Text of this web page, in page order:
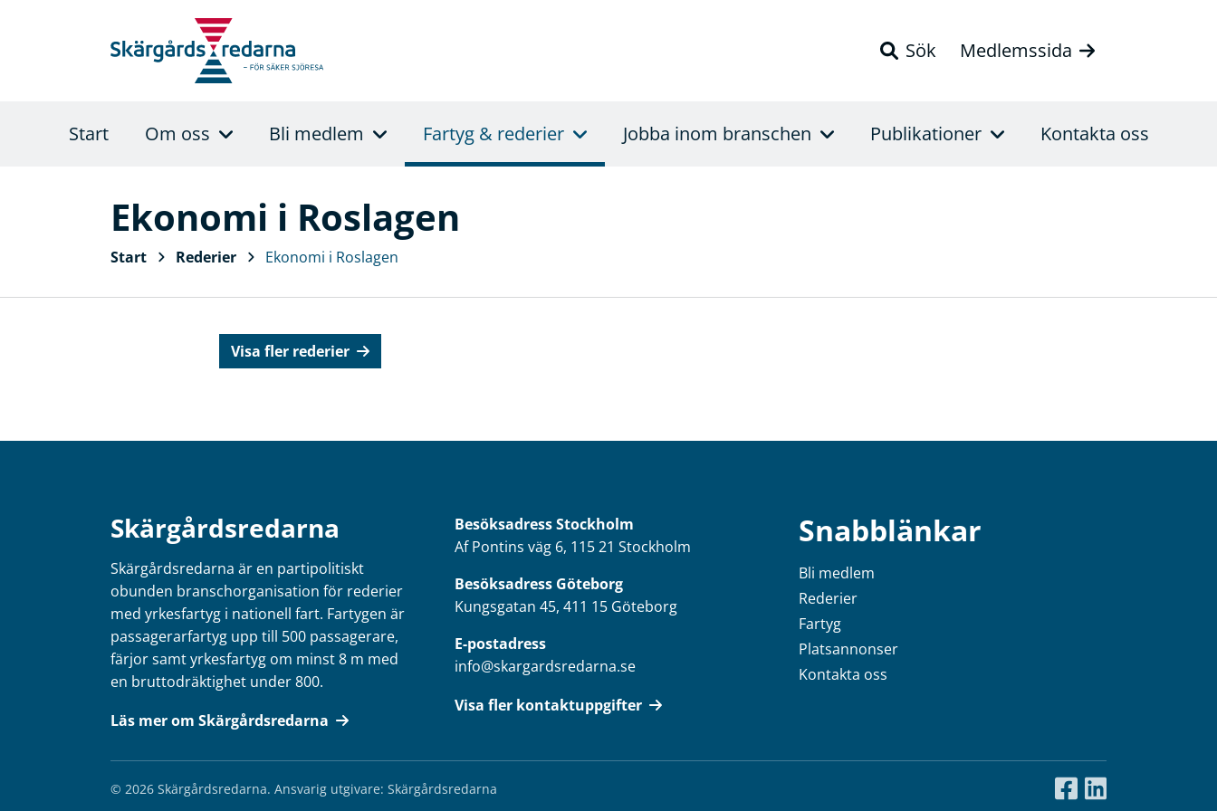
Sök Medlemssida
Start Om oss Bli medlem Fartyg & rederier Jobba inom branschen Publikationer Kontakta oss
Ekonomi i Roslagen
Start Rederier Ekonomi i Roslagen
Visa fler rederier
Skärgårdsredarna
Skärgårdsredarna är en partipolitiskt
obunden branschorganisation för rederier
med yrkesfartyg i nationell fart. Fartygen är
passagerarfartyg upp till 500 passagerare,
färjor samt yrkesfartyg om minst 8 m med
en bruttodräktighet under 800.
Läs mer om Skärgårdsredarna
BesöksadressStockholm
Af Pontins väg 6, 115 21 Stockholm
Besöksadress Göteborg
Kungsgatan 45, 411 15 Göteborg
E-postadress
info@skargardsredarna.se
Visa fler kontaktuppgifter
Snabblänkar
Bli medlem
Rederier
Fartyg
Platsannonser
Kontakta oss
© 2026 Skärgårdsredarna. Ansvarig utgivare: Skärgårdsredarna